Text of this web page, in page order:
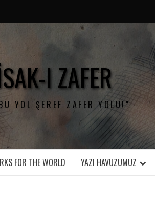
I ZAFER
YOL ŞEREF ZAFER YOLU!"
FOR THE WORLD YAZI HAVUZUMUZ